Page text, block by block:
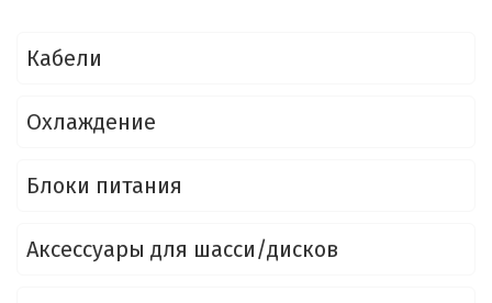
Кабели
Охлаждение
Блоки питания
Аксессуары для шасси/дисков